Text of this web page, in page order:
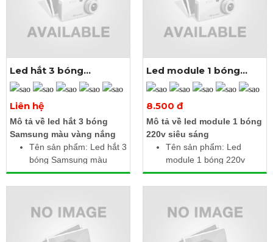
5mm, đế 9mm
Chiều dài: 3m gồm 50
con liền dây
Xem thêm ảnh
Led hắt 3 bóng
samsung màu vàng
Liên hệ
Mô tả về led hắt 3 bóng
Samsung màu vàng nắng
Tên sản phẩm: Led hắt 3
bóng Samsung màu
vàng nắng
Điện áp: 12V DC
module
Kích thước: 2.5m gồm
20 module liền dây
Xem thêm ảnh
Led module 1 bóng
220V
8.500 đ
Mô tả về led module 1 bóng
220v siêu sáng
Tên sản phẩm: Led
module 1 bóng 220v
Điện áp: 220V AC
Công suất: 1.5W /
Kích thước: 2.5m gồm
20 module liền dây
Cấp độ bảo vệ: IP65